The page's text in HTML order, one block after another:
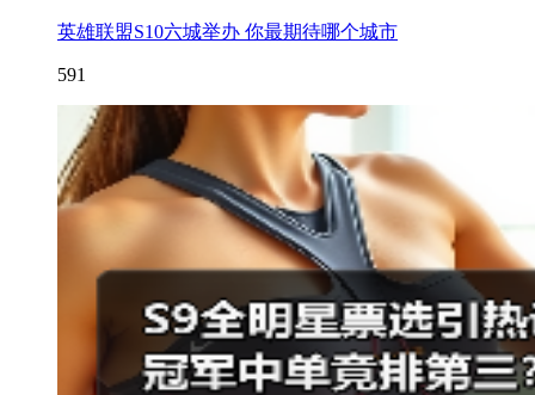
英雄联盟S10六城举办 你最期待哪个城市
591